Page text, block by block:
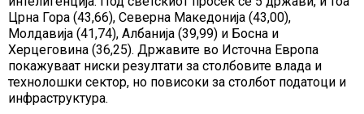
Црна Гора (43,66), Северна Македонија (43,00),
Молдавија (41,74), Албанија (39,99) и Босна и
Херцеговина (36,25). Државите во Источна Европа
покажуваат ниски резултати за столбовите влада и
технолошки сектор, но повисоки за столбот податоци и
инфраструктура.